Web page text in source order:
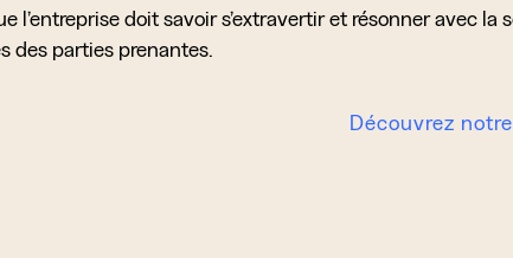
l’entreprise doit savoir s’extravertir et résonner avec la
des parties prenantes.
Découvrez